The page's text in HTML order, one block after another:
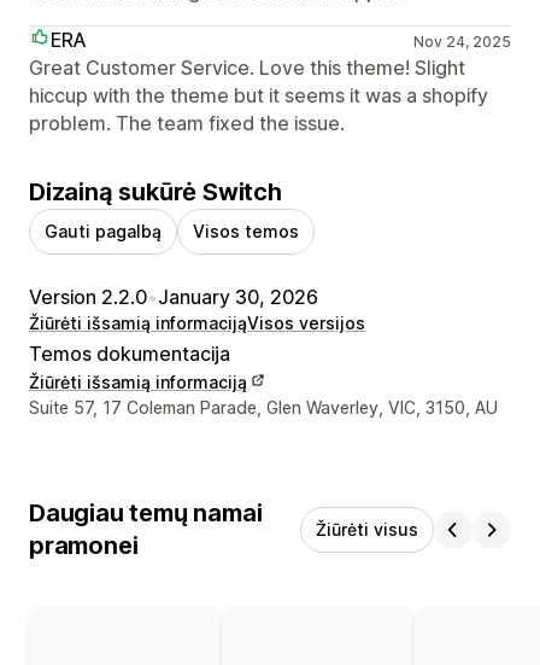
ERA
Nov 24, 2025
Great Customer Service. Love this theme! Slight
hiccup with the theme but it seems it was a shopify
problem. The team fixed the issue.
Dizainą sukūrė Switch
Gauti pagalbą Visos temos
Version 2.2.0•January 30, 2026
Žiūrėti išsamią informacijąVisos versijos
Temos dokumentacija
Žiūrėti išsamią informaciją
Kūrėjo kontaktiniai duomenys
Suite 57, 17 Coleman Parade, Glen Waverley, VIC, 3150, AU
Daugiau temų namai
pramonei
Žiūrėti visus